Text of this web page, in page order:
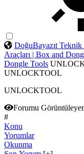
DoğuBayazıt Teknik
Araçları | Box and
Dongle Tools
UNLOCKTOOL
UNLOCKTOOL
Forumu
#
Konu
Yorumlar
Okunma